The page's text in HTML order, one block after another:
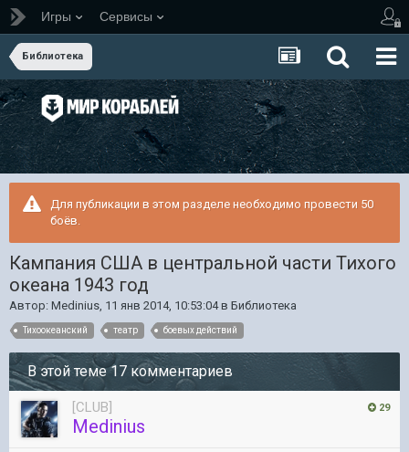
Игры Сервисы
Библиотека
Для публикации в этом разделе необходимо провести 50
боёв.
Кампания США в центральной части Тихого
океана 1943 год
Автор: Medinius, 11 янв 2014, 10:53:04в Библиотека
Тихоокеанский театр боевых действий
В этой теме 17 комментариев
29
[CLUB]
Medinius